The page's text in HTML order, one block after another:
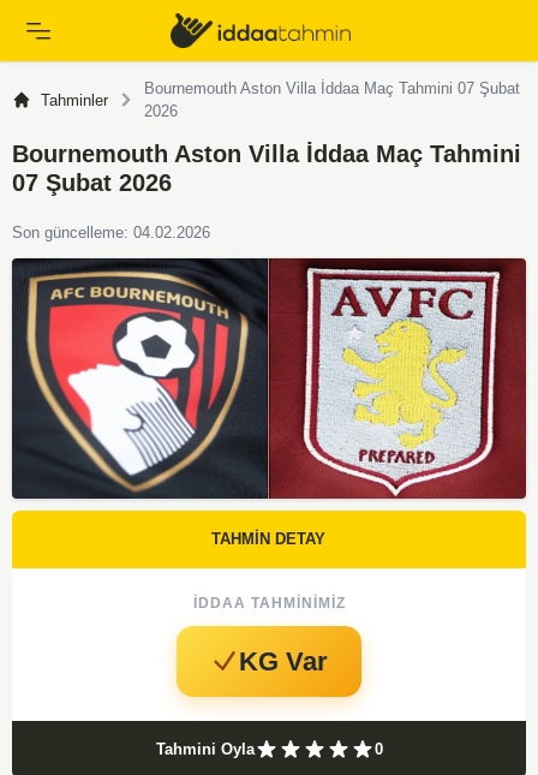
Tahminler
Bournemouth Aston Villa İddaa Maç Tahmini 07 Şubat
2026
Bournemouth Aston Villa İddaa Maç Tahmini
07 Şubat 2026
Son güncelleme: 04.02.2026
TAHMİN DETAY
İDDAA TAHMINIMIZ
KG Var
Tahmini Oyla 0